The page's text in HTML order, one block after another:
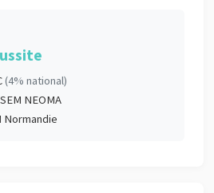
(4% national)
NEOMA
Normandie